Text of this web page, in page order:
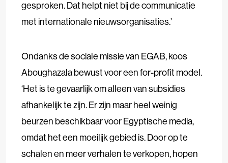
gesproken. Dat helpt niet bij de communicatie
met internationale nieuwsorganisaties.’
Ondanks de sociale missie van EGAB, koos
Aboughazala bewust voor een for-profit model.
‘Het is te gevaarlijk om alleen van subsidies
afhankelijk te zijn. Er zijn maar heel weinig
beurzen beschikbaar voor Egyptische media,
omdat het een moeilijk gebied is. Door op te
schalen en meer verhalen te verkopen, hopen